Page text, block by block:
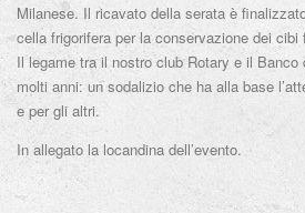
Milanese. Il ricavato della serata è
cella frigorifera per la conservazione dei cibi
Il legame tra il nostro club Rotary e il
molti anni: un sodalizio che ha alla base
e per gli altri.
In allegato la locandina dell’evento.